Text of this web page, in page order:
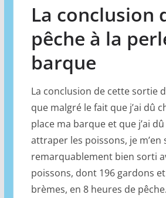
La conclusion
pêche à la
barque
La conclusion de cette sortie
que malgré le fait que j’ai dû
place ma barque et que j’ai
attraper les poissons, je m’en
remarquablement bien sorti
poissons, dont 196 gardons
brèmes, en 8 heures de